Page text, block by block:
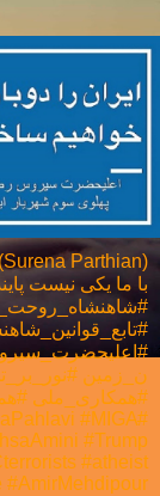
با ما يكی نيست
ن_زمین
#همکاری_ملی⁩
#MIGA
#Trump
#atheist
#AmirMehdipour